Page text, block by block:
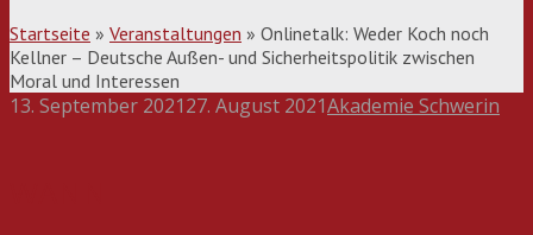
Startseite » Veranstaltungen » Onlinetalk: Weder Koch noch
Kellner – Deutsche Außen- und Sicherheitspolitik zwischen
Moral und Interessen
13. September 202127. August 2021Akademie Schwerin